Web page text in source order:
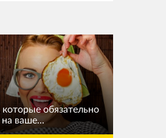
обязательно
ваше...